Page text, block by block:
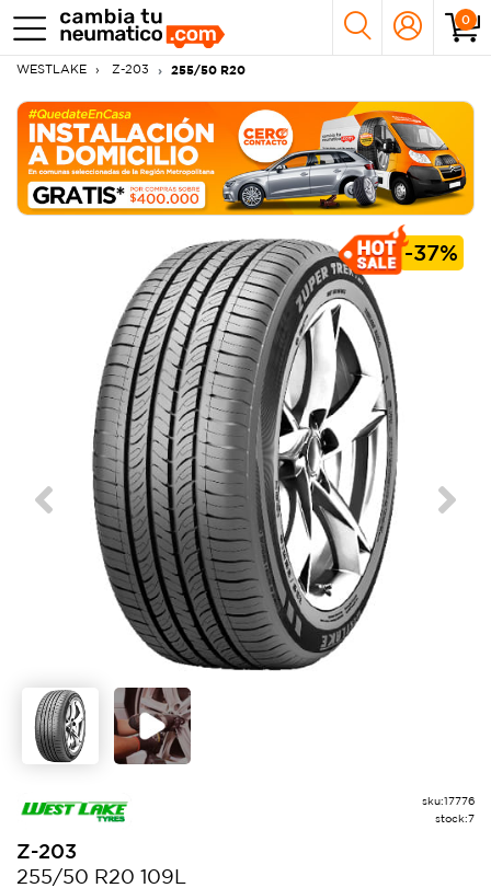
0
WESTLAKE Z-203 255/50 R20
-37%
Previous Next
sku:17776
stock:7
Z-203
255/50 R20 109L